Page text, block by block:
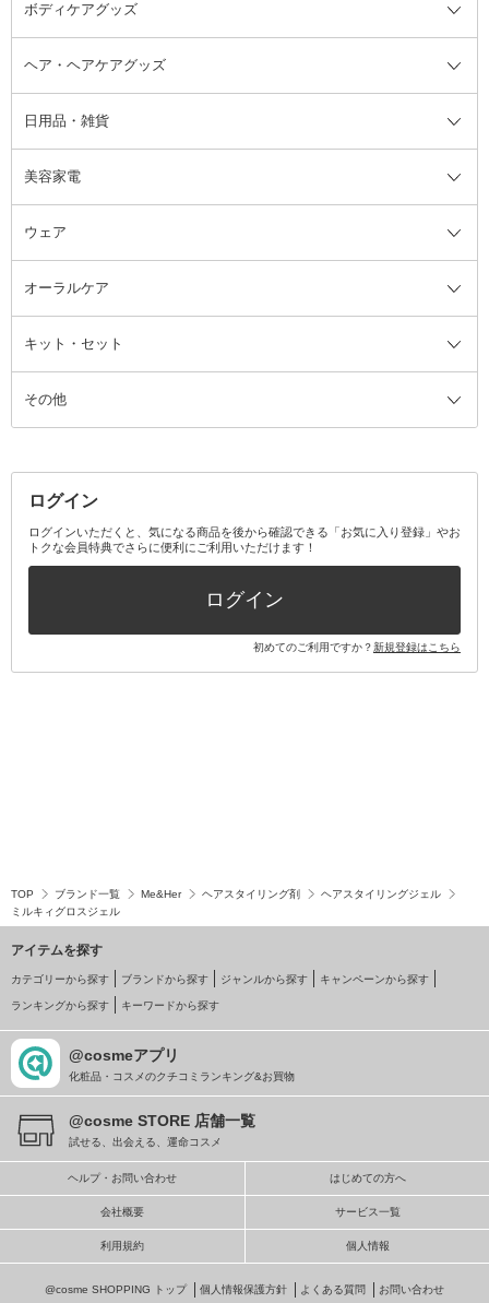
その他香水・ヘアフレグランス
バスソルト
メイクアップ・ケアグッズ全て
コットン・綿棒
洗顔グッズ
ブラシ・チップ
ツィザー・毛抜き
カミソリ
ファンデーション・パウダーケー
ス
ミラー・鏡
ボディケアグッズ
ボディケアグッズ全て
マッサージ・ボディケアグッズ
かかと・角質ケアグッズ
絆創膏
ヘア・ヘアケアグッズ
ヘア・ヘアケアグッズ全て
ヘアゴム
ヘアバンド
ヘッドマッサージブラシ
日用品・雑貨
日用品・雑貨全て
柔軟剤
ルームフレグランス・ディフュー
ザー
アロマキャンドル
消臭剤・芳香剤
美容家電
美容家電全て
ボディケア美容家電
その他美容家電
ウェア
ウェア全て
レッグウェア
オーラルケア
オーラルケア全て
歯ブラシ
その他オーラルケア
キット・セット
キット・セット全て
ボディケアキット
その他キット・セット
その他
ログイン
ログインいただくと、気になる商品を後から確認できる「お気に入り登録」やお
トクな会員特典でさらに便利にご利用いただけます！
ログイン
初めてのご利用ですか？新規登録はこちら
TOP ブランド一覧 Me&Her ヘアスタイリング剤
ヘアスタイリングジェル
ミルキィグロスジェル
アイテムを探す
カテゴリーから探す ブランドから探す ジャンルから探す キャンペーンから探す
ランキングから探す キーワードから探す
@cosmeアプリ
化粧品・コスメのクチコミランキング&お買物
@cosme STORE 店舗一覧
試せる、出会える、運命コスメ
ヘルプ・お問い合わせ はじめての方へ
会社概要 サービス一覧
利用規約 個人情報
@cosme SHOPPING トップ 個人情報保護方針 よくある質問 お問い合わせ